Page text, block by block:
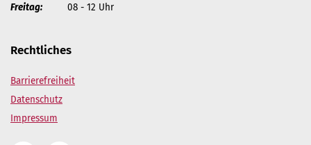
Freitag: 08 - 12 Uhr
Rechtliches
Barrierefreiheit
Datenschutz
Impressum